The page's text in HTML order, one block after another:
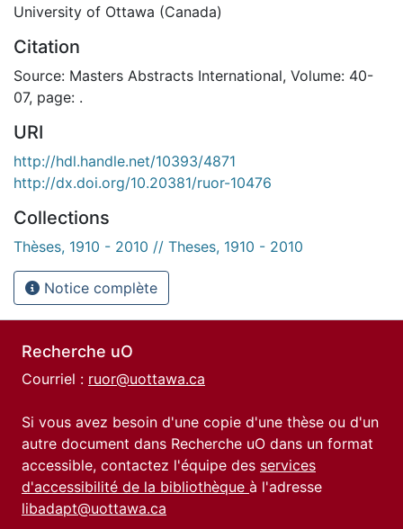
University of Ottawa (Canada)
Citation
Source: Masters Abstracts International, Volume: 40-
07, page: .
URI
http://hdl.handle.net/10393/4871
http://dx.doi.org/10.20381/ruor-10476
Collections
Thèses, 1910 - 2010 // Theses, 1910 - 2010
Notice complète
Recherche uO
Courriel : ruor@uottawa.ca
Si vous avez besoin d'une copie d'une thèse ou d'un
autre document dans Recherche uO dans un format
accessible, contactez l'équipe des services
d'accessibilité de la bibliothèque à l'adresse
libadapt@uottawa.ca